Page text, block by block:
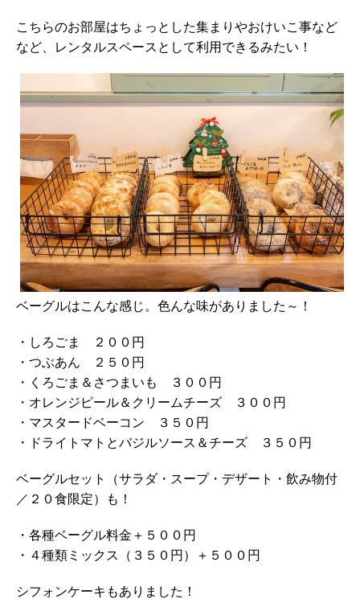
こちらのお部屋はちょっとした集まりやおけいこ事など
など、レンタルスペースとして利用できるみたい！
ベーグルはこんな感じ。色んな味がありました～！
・しろごま ２００円
・つぶあん ２５０円
・くろごま＆さつまいも ３００円
・オレンジピール＆クリームチーズ ３００円
・マスタードベーコン ３５０円
・ドライトマトとバジルソース＆チーズ ３５０円
ベーグルセット（サラダ・スープ・デザート・飲み物付
／２０食限定）も！
・各種ベーグル料金＋５００円
・４種類ミックス（３５０円）＋５００円
シフォンケーキもありました！